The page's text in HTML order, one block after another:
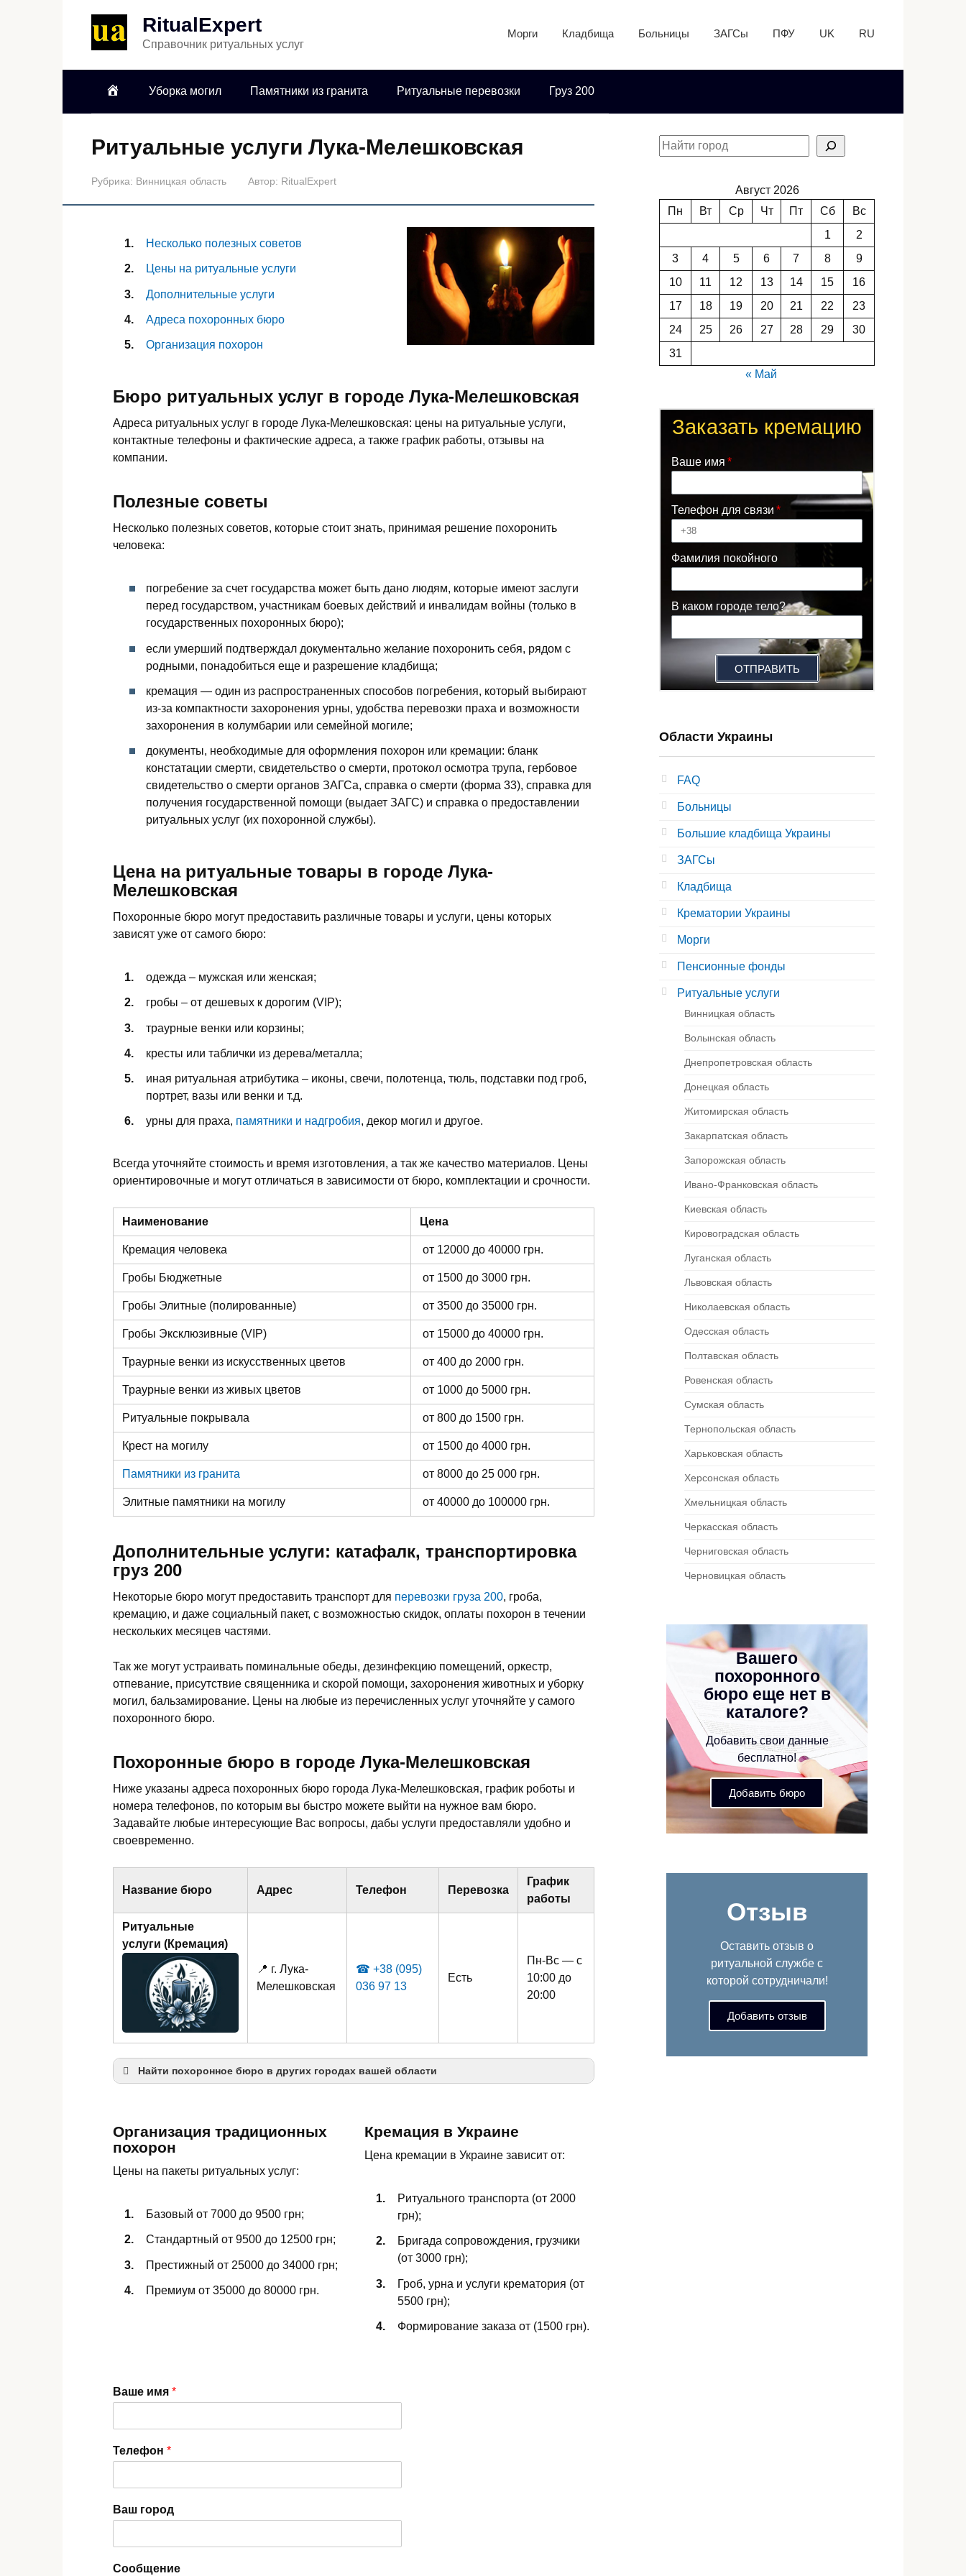
RitualExpert
Справочник ритуальных услуг
Морги Кладбища Больницы ЗАГСы ПФУ UK RU
Уборка могил Памятники из гранита Ритуальные перевозки Груз 200
Ритуальные услуги Лука-Мелешковская
Рубрика: Винницкая область Автор: RitualExpert
Несколько полезных советов
Цены на ритуальные услуги
Дополнительные услуги
Адреса похоронных бюро
Организация похорон
Бюро ритуальных услуг в городе Лука-Мелешковская
Адреса ритуальных услуг в городе Лука-Мелешковская: цены на ритуальные услуги,
контактные телефоны и фактические адреса, а также график работы, отзывы на
компании.
Полезные советы
Несколько полезных советов, которые стоит знать, принимая решение похоронить
человека:
погребение за счет государства может быть дано людям, которые имеют заслуги
перед государством, участникам боевых действий и инвалидам войны (только в
государственных похоронных бюро);
если умерший подтверждал документально желание похоронить себя, рядом с
родными, понадобиться еще и разрешение кладбища;
кремация — один из распространенных способов погребения, который выбирают
из-за компактности захоронения урны, удобства перевозки праха и возможности
захоронения в колумбарии или семейной могиле;
документы, необходимые для оформления похорон или кремации: бланк
констатации смерти, свидетельство о смерти, протокол осмотра трупа, гербовое
свидетельство о смерти органов ЗАГСа, справка о смерти (форма 33), справка для
получения государственной помощи (выдает ЗАГС) и справка о предоставлении
ритуальных услуг (их похоронной службы).
Цена на ритуальные товары в городе Лука-
Мелешковская
Похоронные бюро могут предоставить различные товары и услуги, цены которых
зависят уже от самого бюро:
одежда – мужская или женская;
гробы – от дешевых к дорогим (VIP);
траурные венки или корзины;
кресты или таблички из дерева/металла;
иная ритуальная атрибутика – иконы, свечи, полотенца, тюль, подставки под гроб,
портрет, вазы или венки и т.д.
урны для праха, памятники и надгробия, декор могил и другое.
Всегда уточняйте стоимость и время изготовления, а так же качество материалов. Цены
ориентировочные и могут отличаться в зависимости от бюро, комплектации и срочности.
Наименование Цена
Кремация человека от 12000 до 40000 грн.
Гробы Бюджетные от 1500 до 3000 грн.
Гробы Элитные (полированные) от 3500 до 35000 грн.
Гробы Эксклюзивные (VIP) от 15000 до 40000 грн.
Траурные венки из искусственных цветов от 400 до 2000 грн.
Траурные венки из живых цветов от 1000 до 5000 грн.
Ритуальные покрывала от 800 до 1500 грн.
Крест на могилу от 1500 до 4000 грн.
Памятники из гранита от 8000 до 25 000 грн.
Элитные памятники на могилу от 40000 до 100000 грн.
Дополнительные услуги: катафалк, транспортировка
груз 200
Некоторые бюро могут предоставить транспорт для перевозки груза 200, гроба,
кремацию, и даже социальный пакет, с возможностью скидок, оплаты похорон в течении
нескольких месяцев частями.
Так же могут устраивать поминальные обеды, дезинфекцию помещений, оркестр,
отпевание, присутствие священника и скорой помощи, захоронения животных и уборку
могил, бальзамирование. Цены на любые из перечисленных услуг уточняйте у самого
похоронного бюро.
Похоронные бюро в городе Лука-Мелешковская
Ниже указаны адреса похоронных бюро города Лука-Мелешковская, график роботы и
номера телефонов, по которым вы быстро можете выйти на нужное вам бюро.
Задавайте любые интересующие Вас вопросы, дабы услуги предоставляли удобно и
своевременно.
Название бюро Адрес Телефон Перевозка
График
работы
Ритуальные
услуги (Кремация)
📍 г. Лука-
Мелешковская
☎ +38 (095)
036 97 13
Есть
Пн-Вс — с
10:00 до
20:00
Найти похоронное бюро в других городах вашей области
Жмеринка
Организация традиционных
похорон
Цены на пакеты ритуальных услуг:
Базовый от 7000 до 9500 грн;
Стандартный от 9500 до 12500 грн;
Престижный от 25000 до 34000 грн;
Премиум от 35000 до 80000 грн.
Кремация в Украине
Цена кремации в Украине зависит от:
Ритуального транспорта (от 2000
грн);
Бригада сопровождения, грузчики
(от 3000 грн);
Гроб, урна и услуги крематория (от
5500 грн);
Формирование заказа от (1500 грн).
Ваше имя *
Телефон *
Ваш город
Сообщение
Август 2026
Пн
Вт Ср Чт Пт Сб
Вс
1
2
3
4 5 6 7 8
9
10
11 12 13 14 15
16
17
18 19 20 21 22
23
24
25 26 27 28 29
30
31
« Май
Заказать кремацию
Ваше имя
Телефон для связи
Фамилия покойного
В каком городе тело?
ОТПРАВИТЬ
Области Украины
FAQ
Больницы
Большие кладбища Украины
ЗАГСы
Кладбища
Крематории Украины
Морги
Пенсионные фонды
Ритуальные услуги
Винницкая область
Волынская область
Днепропетровская область
Донецкая область
Житомирская область
Закарпатская область
Запорожская область
Ивано-Франковская область
Киевская область
Кировоградская область
Луганская область
Львовская область
Николаевская область
Одесская область
Полтавская область
Ровенская область
Сумская область
Тернопольская область
Харьковская область
Херсонская область
Хмельницкая область
Черкасская область
Черниговская область
Черновицкая область
Вашего
похоронного
бюро еще нет в
каталоге?
Добавить свои данные
бесплатно!
Добавить бюро
Отзыв
Оставить отзыв о
ритуальной службе с
которой сотрудничали!
Добавить отзыв